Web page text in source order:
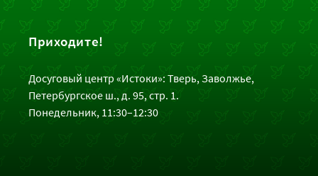
Приходите!
Досуговый центр «Истоки»: Тверь, Заволжье,
Петербургское ш., д. 95, стр. 1.
Понедельник, 11:30–12:30